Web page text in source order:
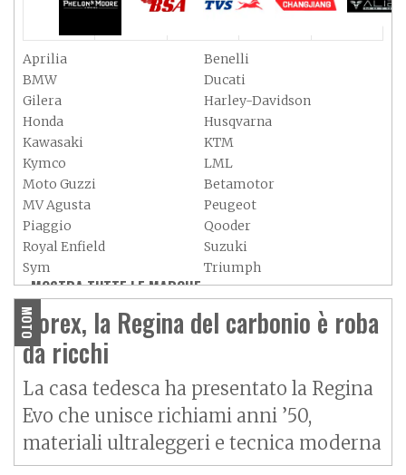
Aprilia
Benelli
BMW
Ducati
Gilera
Harley-Davidson
Honda
Husqvarna
Kawasaki
KTM
Kymco
LML
Moto Guzzi
Betamotor
MV Agusta
Peugeot
Piaggio
Qooder
Royal Enfield
Suzuki
Sym
Triumph
Vespa
Yamaha
Adiva
Adly
Aeon
Aspes
Axy
MOSTRA TUTTE LE MARCHE »
MOTO
Horex, la Regina del carbonio è roba
da ricchi
La casa tedesca ha presentato la Regina
Evo che unisce richiami anni ’50,
materiali ultraleggeri e tecnica moderna